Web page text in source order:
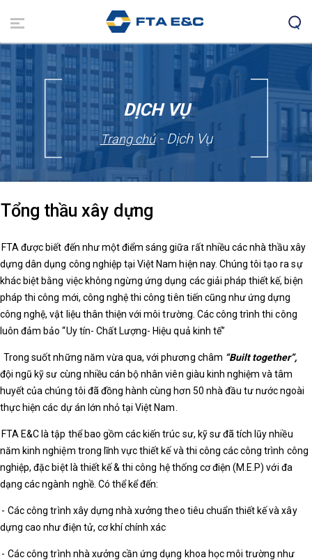
đến
nội
dung
DỊCH VỤ
Trang chủ- Dịch Vụ
Tổng thầu xây dựng
FTA được biết đến như một điểm sáng giữa rất nhiều các nhà thầu xây
dựng dân dụng công nghiệp tại Việt Nam hiện nay. Chúng tôi tạo ra sự
khác biệt bằng việc không ngừng ứng dụng các giải pháp thiết kế, biện
pháp thi công mới, công nghệ thi công tiên tiến cũng như ứng dựng
công nghệ, vật liệu thân thiện với môi trường. Các công trình thi công
luôn đảm bảo “Uy tín- Chất Lượng- Hiệu quả kinh tế”
Trong suốt những năm vừa qua, với phương châm “Built together”,
đội ngũ kỹ sư cùng nhiều cán bộ nhân viên giàu kinh nghiệm và tâm
huyết của chúng tôi đã đồng hành cùng hơn 50 nhà đầu tư nước ngoài
thực hiện các dự án lớn nhỏ tại Việt Nam.
FTA E&C là tập thể bao gồm các kiến trúc sư, kỹ sư đã tích lũy nhiều
năm kinh nghiệm trong lĩnh vực thiết kế và thi công các công trình công
nghiệp, đặc biệt là thiết kế & thi công hệ thống cơ điện (M.E.P) với đa
dạng các ngành nghề. Có thể kể đến:
- Các công trình xây dựng nhà xưởng theo tiêu chuẩn thiết kế và xây
dựng cao như điện tử, cơ khí chính xác
- Các công trình nhà xưởng cần ứng dụng khoa học môi trường như